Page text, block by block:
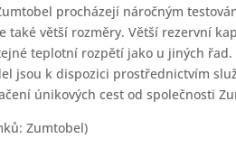
procházejí náročným
také větší rozměry. Větší rezervní
teplotní rozpětí jako u jiných
jsou k dispozici prostřednictvím
únikových cest od společnosti
Zumtobel)